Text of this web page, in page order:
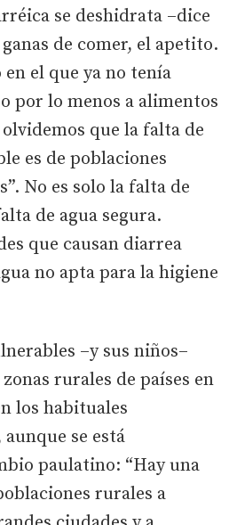
se deshidrata –dice
de comer, el apetito.
el que ya no tenía
por lo menos a alimentos
que la falta de
es de poblaciones
No es solo la falta de
de agua segura.
que causan diarrea
no apta para la higiene
–y sus niños–
rurales de países en
los habituales
se está
paulatino: “Hay una
rurales a